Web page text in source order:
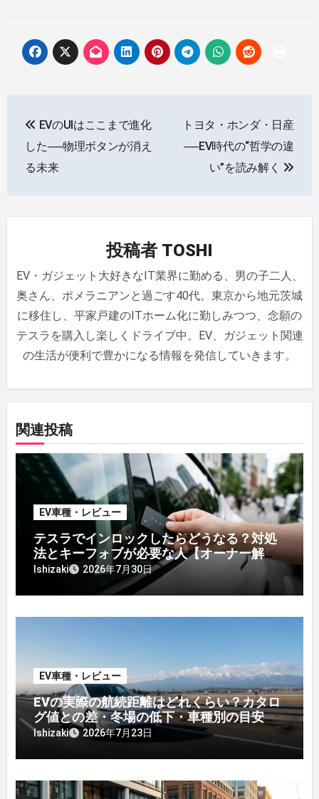
稿
ナ
シ
ョ
ン
EVのUIはここまで進化
した──物理ボタンが消え
る未来
トヨタ・ホンダ・日産
──EV時代の“哲学の違
い”を読み解く
投稿者 TOSHI
EV・ガジェット大好きなIT業界に勤める、男の子二人、
奥さん、ポメラニアンと過ごす40代。東京から地元茨城
に移住し、平家戸建のITホーム化に勤しみつつ、念願の
テスラを購入し楽しくドライブ中。EV、ガジェット関連
の生活が便利で豊かになる情報を発信していきます。
関連投稿
EV車種・レビュー
テスラでインロックしたらどうなる？対処
法とキーフォブが必要な人【オーナー解
説】
Ishizaki 2026年7月30日
EV車種・レビュー
EVの実際の航続距離はどれくらい？カタロ
グ値との差・冬場の低下・車種別の目安
【2026年オーナー実測】
Ishizaki 2026年7月23日